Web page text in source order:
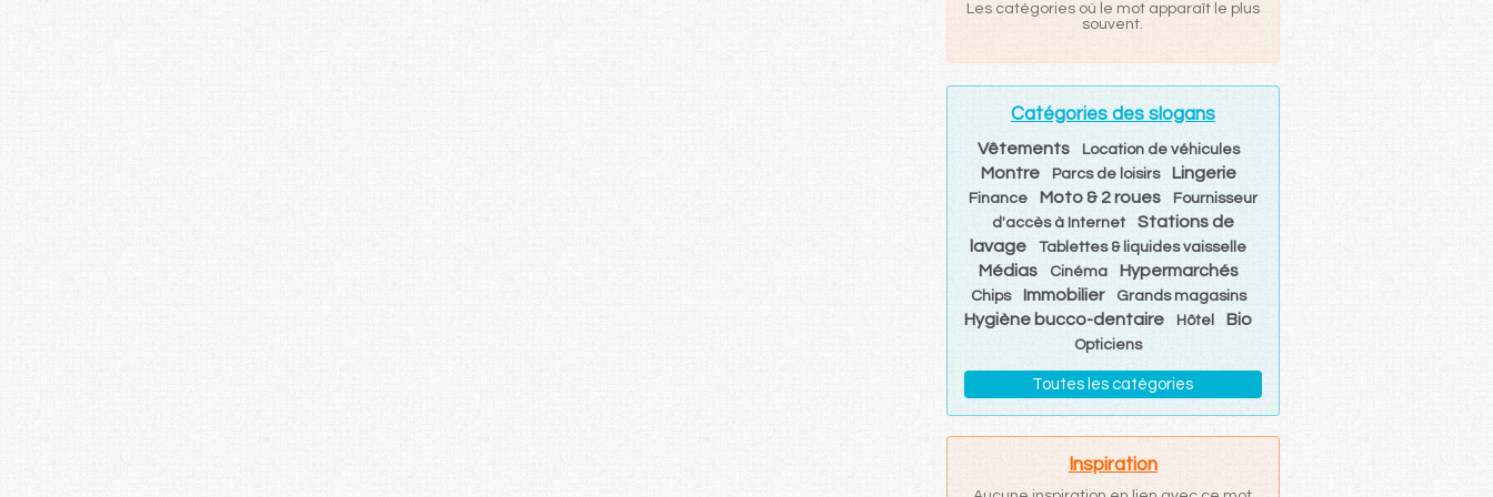
Les catégories où le mot apparaît le plus
souvent.
Catégories des slogans
Vêtements Location de véhicules
Montre Parcs de loisirs Lingerie
Finance Moto & 2 roues
Fournisseur
d'accès à Internet
Stations de
lavage
Tablettes & liquides vaisselle
Médias Cinéma Hypermarchés
Chips Immobilier Grands magasins
Hygiène bucco-dentaire Hôtel Bio
Opticiens
Toutes les catégories
Inspiration